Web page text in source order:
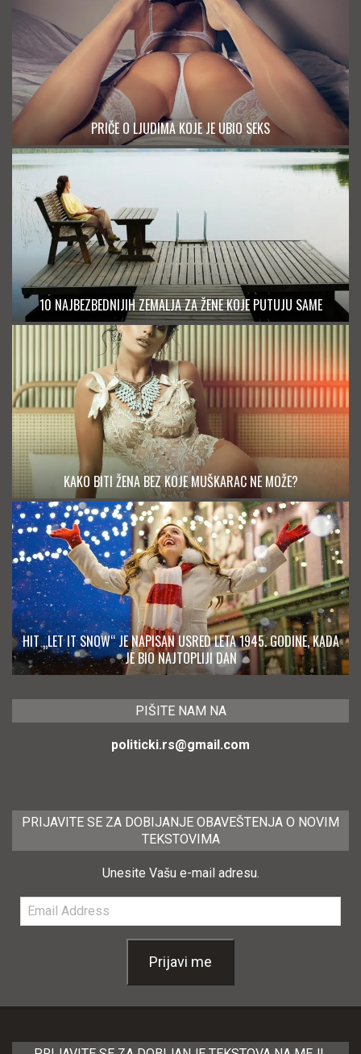
PRIČE O LJUDIMA KOJE JE UBIO SEKS
10 NAJBEZBEDNIJIH ZEMALJA ZA ŽENE KOJE PUTUJU SAME
KAKO BITI ŽENA BEZ KOJE MUŠKARAC NE MOŽE?
HIT „LET IT SNOW“ JE NAPISAN USRED LETA 1945. GODINE, KADA
JE BIO NAJTOPLIJI DAN
PIŠITE NAM NA
politicki.rs@gmail.com
PRIJAVITE SE ZA DOBIJANJE OBAVEŠTENJA O NOVIM
TEKSTOVIMA
Unesite Vašu e-mail adresu.
Email
Address
Prijavi me